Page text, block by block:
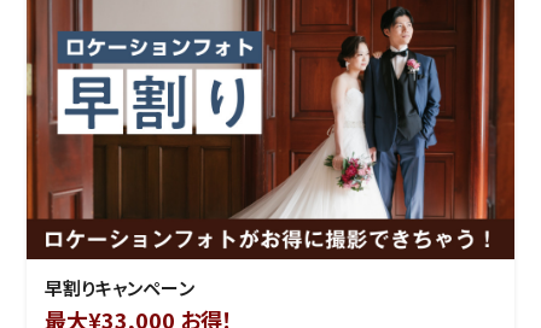
早割りキャンペーン
最大¥33,000 お得！